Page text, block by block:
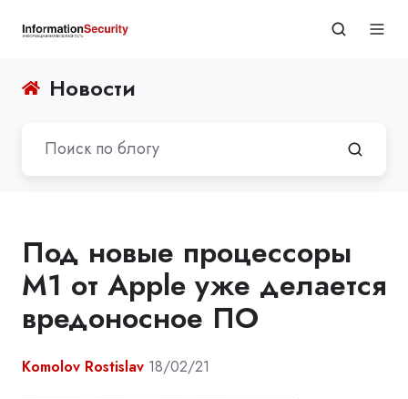
Новости
Под новые процессоры
M1 от Apple уже делается
вредоносное ПО
Komolov Rostislav 18/02/21